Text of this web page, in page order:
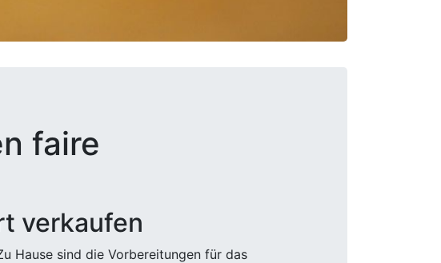
faire
verkaufen
Hause sind die Vorbereitungen für das